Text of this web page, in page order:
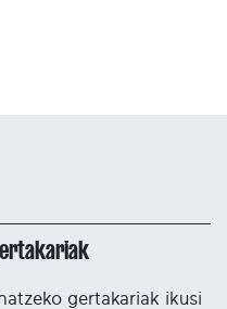
gertakariak ikusi